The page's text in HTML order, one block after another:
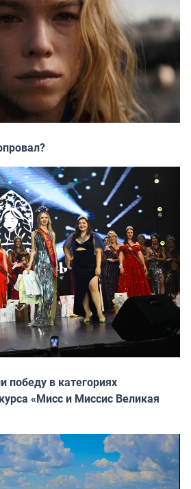
победу в категориях
«Мисс и Миссис Великая